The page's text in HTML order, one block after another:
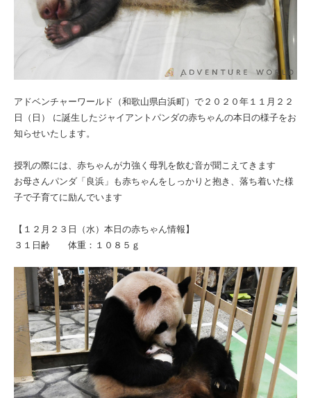
アドベンチャーワールド（和歌山県白浜町）で２０２０年１１月２２
日（日） に誕生したジャイアントパンダの赤ちゃんの本日の様子をお
知らせいたします。
授乳の際には、赤ちゃんが力強く母乳を飲む音が聞こえてきます
お母さんパンダ「良浜」も赤ちゃんをしっかりと抱き、落ち着いた様
子で子育てに励んでいます
【１２月２３日（水）本日の赤ちゃん情報】
３１日齢 体重：１０８５ｇ